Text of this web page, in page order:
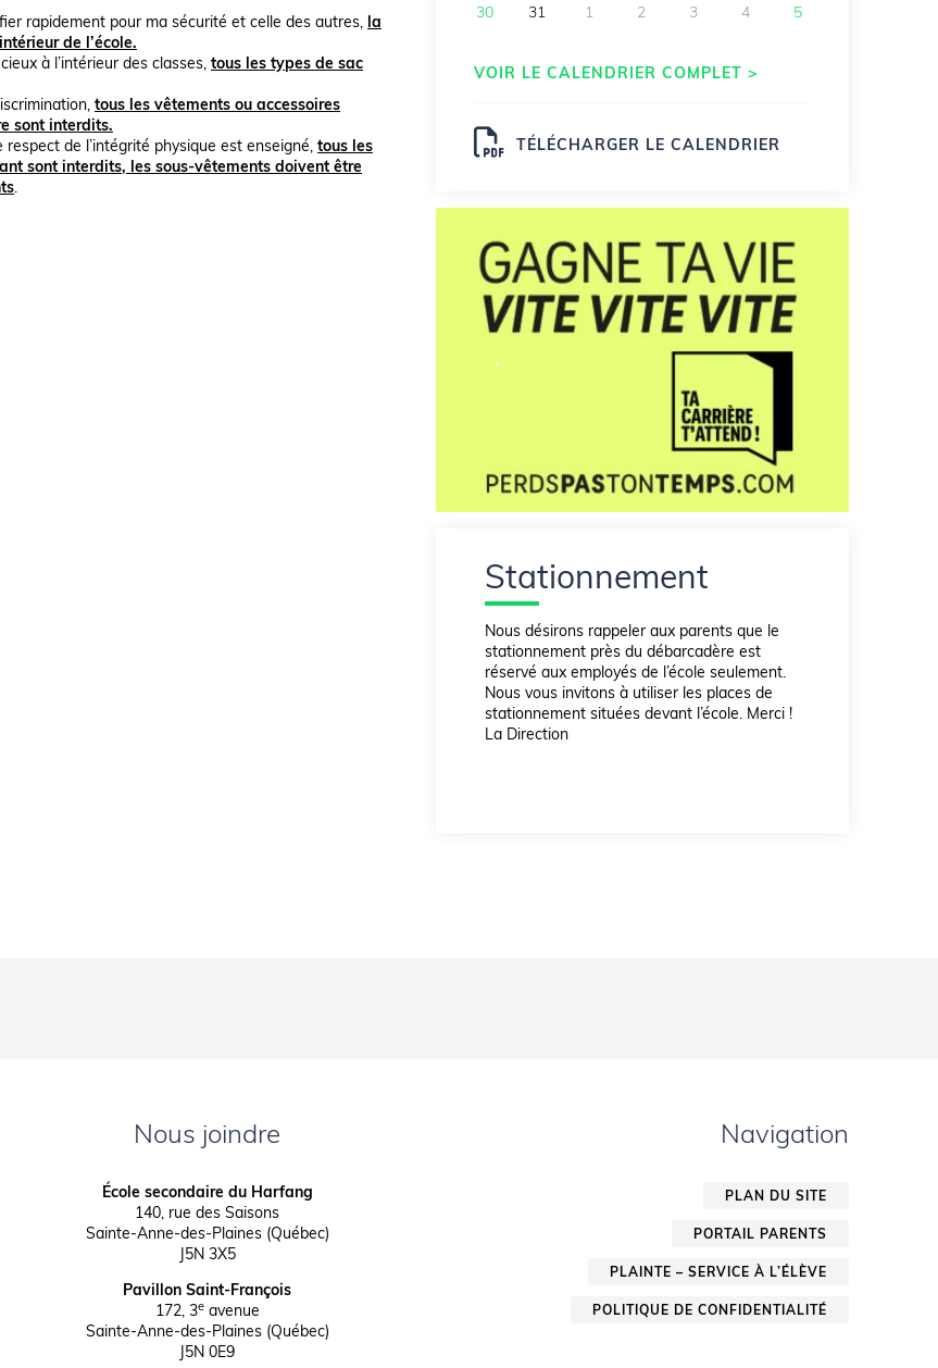
rapidement pour ma sécurité et celle des autres, la
de l’école.
à l’intérieur des classes, tous les types de sac
tous les vêtements ou accessoires
sont interdits.
de l’intégrité physique est enseigné, tous les
sont interdits, les sous-vêtements doivent être
30 31 1 2 3 4 5
VOIR LE CALENDRIER COMPLET >
TÉLÉCHARGER LE CALENDRIER
.
Stationnement
Nous désirons rappeler aux parents que le
stationnement près du débarcadère est
réservé aux employés de l’école seulement.
Nous vous invitons à utiliser les places de
stationnement situées devant l’école. Merci !
La Direction
Nous joindre
École secondaire du Harfang
140, rue des Saisons
Sainte-Anne-des-Plaines (Québec)
J5N 3X5
Pavillon Saint-François
172, 3eavenue
Sainte-Anne-des-Plaines (Québec)
J5N 0E9
Navigation
PLAN DU SITE
PORTAIL PARENTS
PLAINTE – SERVICE À L’ÉLÈVE
POLITIQUE DE CONFIDENTIALITÉ